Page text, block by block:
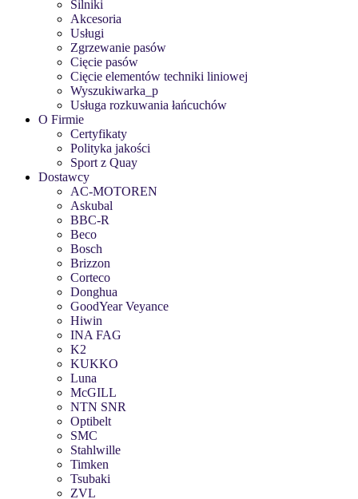
Silniki
Akcesoria
Usługi
Zgrzewanie pasów
Cięcie pasów
Cięcie elementów techniki liniowej
Wyszukiwarka_p
Usługa rozkuwania łańcuchów
O Firmie
Certyfikaty
Polityka jakości
Sport z Quay
Dostawcy
AC-MOTOREN
Askubal
BBC-R
Beco
Bosch
Brizzon
Corteco
Donghua
GoodYear Veyance
Hiwin
INA FAG
K2
KUKKO
Luna
McGILL
NTN SNR
Optibelt
SMC
Stahlwille
Timken
Tsubaki
ZVL